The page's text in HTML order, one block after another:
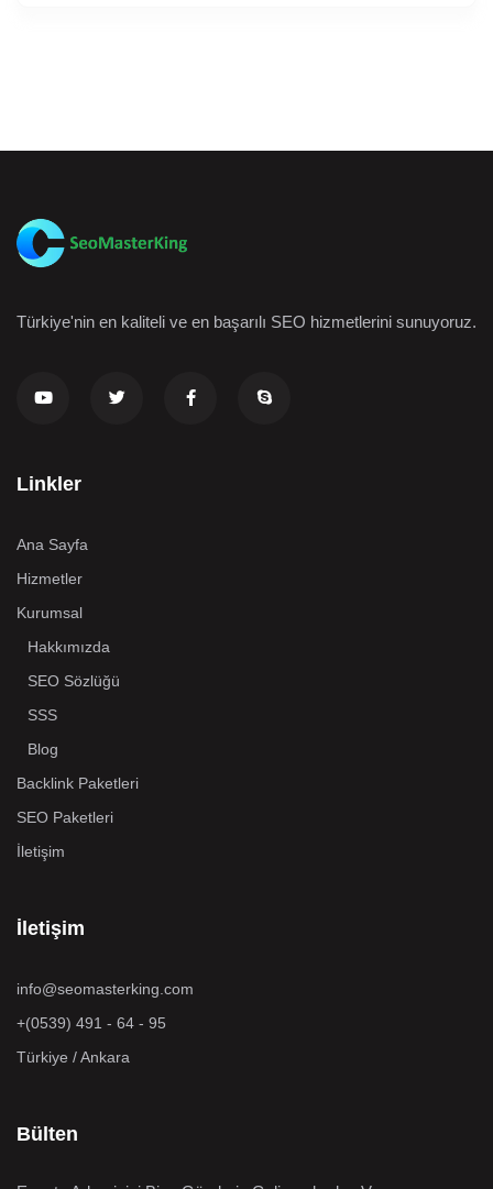
Türkiye'nin en kaliteli ve en başarılı SEO hizmetlerini sunuyoruz.
Linkler
Ana Sayfa
Hizmetler
Kurumsal
Hakkımızda
SEO Sözlüğü
SSS
Blog
Backlink Paketleri
SEO Paketleri
İletişim
İletişim
info@seomasterking.com
+(0539) 491 - 64 - 95
Türkiye / Ankara
Bülten